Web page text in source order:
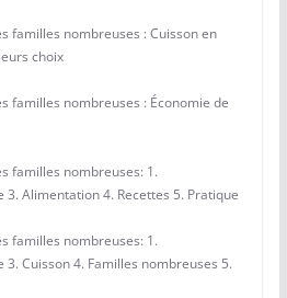
familles nombreuses : Cuisson en
choix
familles nombreuses : Économie de
familles nombreuses: 1.
3. Alimentation 4. Recettes 5. Pratique
familles nombreuses: 1.
Cuisson 4. Familles nombreuses 5.